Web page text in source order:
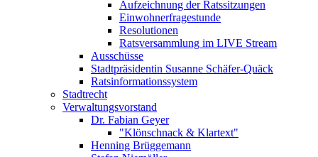
Aufzeichnung der Ratssitzungen
Einwohnerfragestunde
Resolutionen
Ratsversammlung im LIVE Stream
Ausschüsse
Stadtpräsidentin Susanne Schäfer-Quäck
Ratsinformationssystem
Stadtrecht
Verwaltungsvorstand
Dr. Fabian Geyer
"Klönschnack & Klartext"
Henning Brüggemann